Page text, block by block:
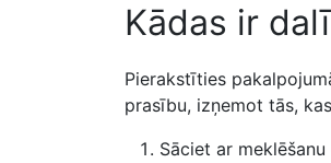
Kādas ir
Pierakstīties
prasību, izņemot tās,
Sāciet ar